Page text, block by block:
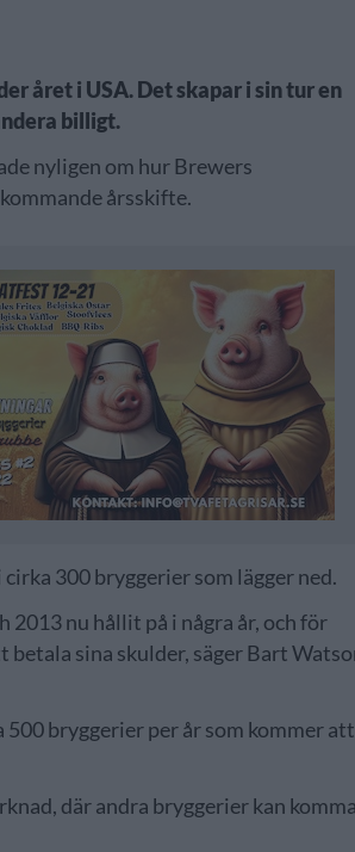
året i USA. Det skapar i sin tur en
billigt.
nyligen om hur Brewers
årsskifte.
300 bryggerier som lägger ned.
2013 nu hållit på i några år, och för
sina skulder, säger Bart
bryggerier per år som kommer att
där andra bryggerier kan komma